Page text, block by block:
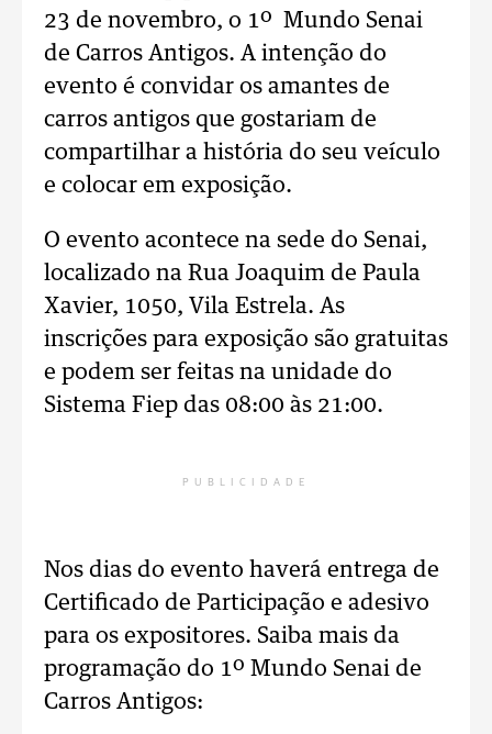
23 de novembro, o 1º Mundo Senai
de Carros Antigos. A intenção do
evento é convidar os amantes de
carros antigos que gostariam de
compartilhar a história do seu veículo
e colocar em exposição.
O evento acontece na sede do Senai,
localizado na Rua Joaquim de Paula
Xavier, 1050, Vila Estrela. As
inscrições para exposição são gratuitas
e podem ser feitas na unidade do
Sistema Fiep das 08:00 às 21:00.
PUBLICIDADE
Nos dias do evento haverá entrega de
Certificado de Participação e adesivo
para os expositores. Saiba mais da
programação do 1º Mundo Senai de
Carros Antigos: